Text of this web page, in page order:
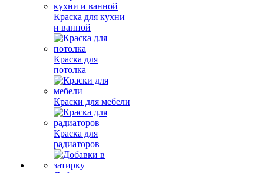
Краска для кухни
и ванной
Краска для
потолка
Краски для мебели
Краска для
радиаторов